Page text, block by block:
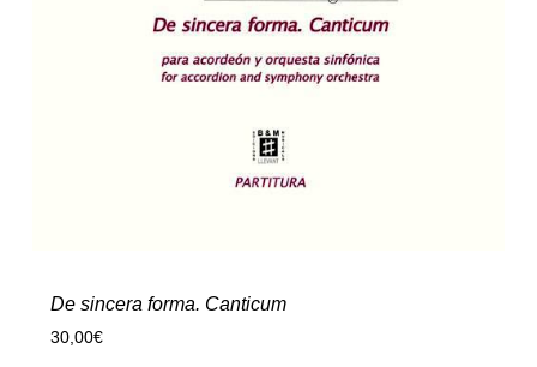
De sincera forma. Canticum
30,00€